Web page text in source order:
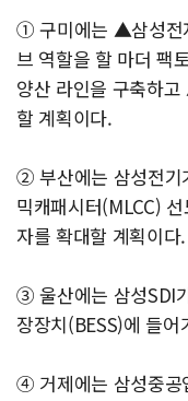
① 구미에는 ▲삼성전
브 역할을 할 마더 팩
양산 라인을 구축하
할 계획이다.
② 부산에는 삼성전기
믹캐패시터(MLCC)
자를 확대할 계획이다.
③ 울산에는 삼성SDI
장장치(BESS)에 들
④ 거제에는 삼성중공